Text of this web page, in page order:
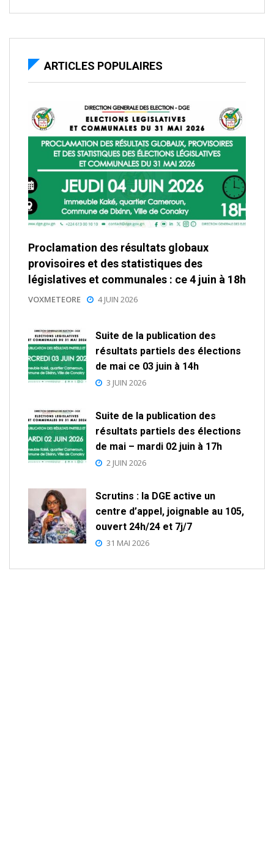
ARTICLES POPULAIRES
Proclamation des résultats globaux
provisoires et des statistiques des
législatives et communales : ce 4 juin à 18h
VOXMETEORE 4 JUIN 2026
Suite de la publication des
résultats partiels des élections
de mai ce 03 juin à 14h
3 JUIN 2026
Suite de la publication des
résultats partiels des élections
de mai – mardi 02 juin à 17h
2 JUIN 2026
Scrutins : la DGE active un
centre d’appel, joignable au 105,
ouvert 24h/24 et 7j/7
31 MAI 2026